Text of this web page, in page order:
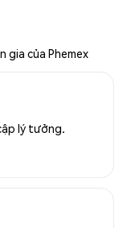
gia của Phemex
lý tưởng.